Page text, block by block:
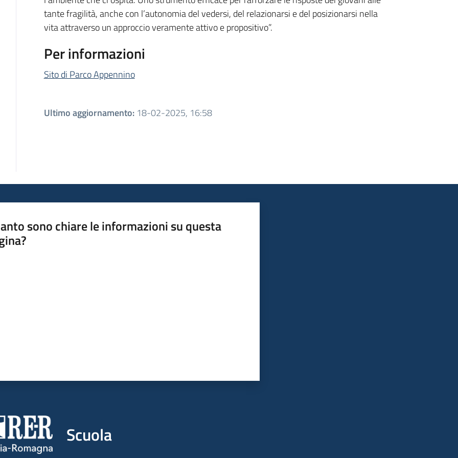
tante fragilità, anche con l’autonomia del vedersi, del relazionarsi e del posizionarsi nella
vita attraverso un approccio veramente attivo e propositivo”.
Per informazioni
Sito di Parco Appennino
Ultimo aggiornamento: 18-02-2025, 16:58
sono chiare le informazioni su questa
Scuola